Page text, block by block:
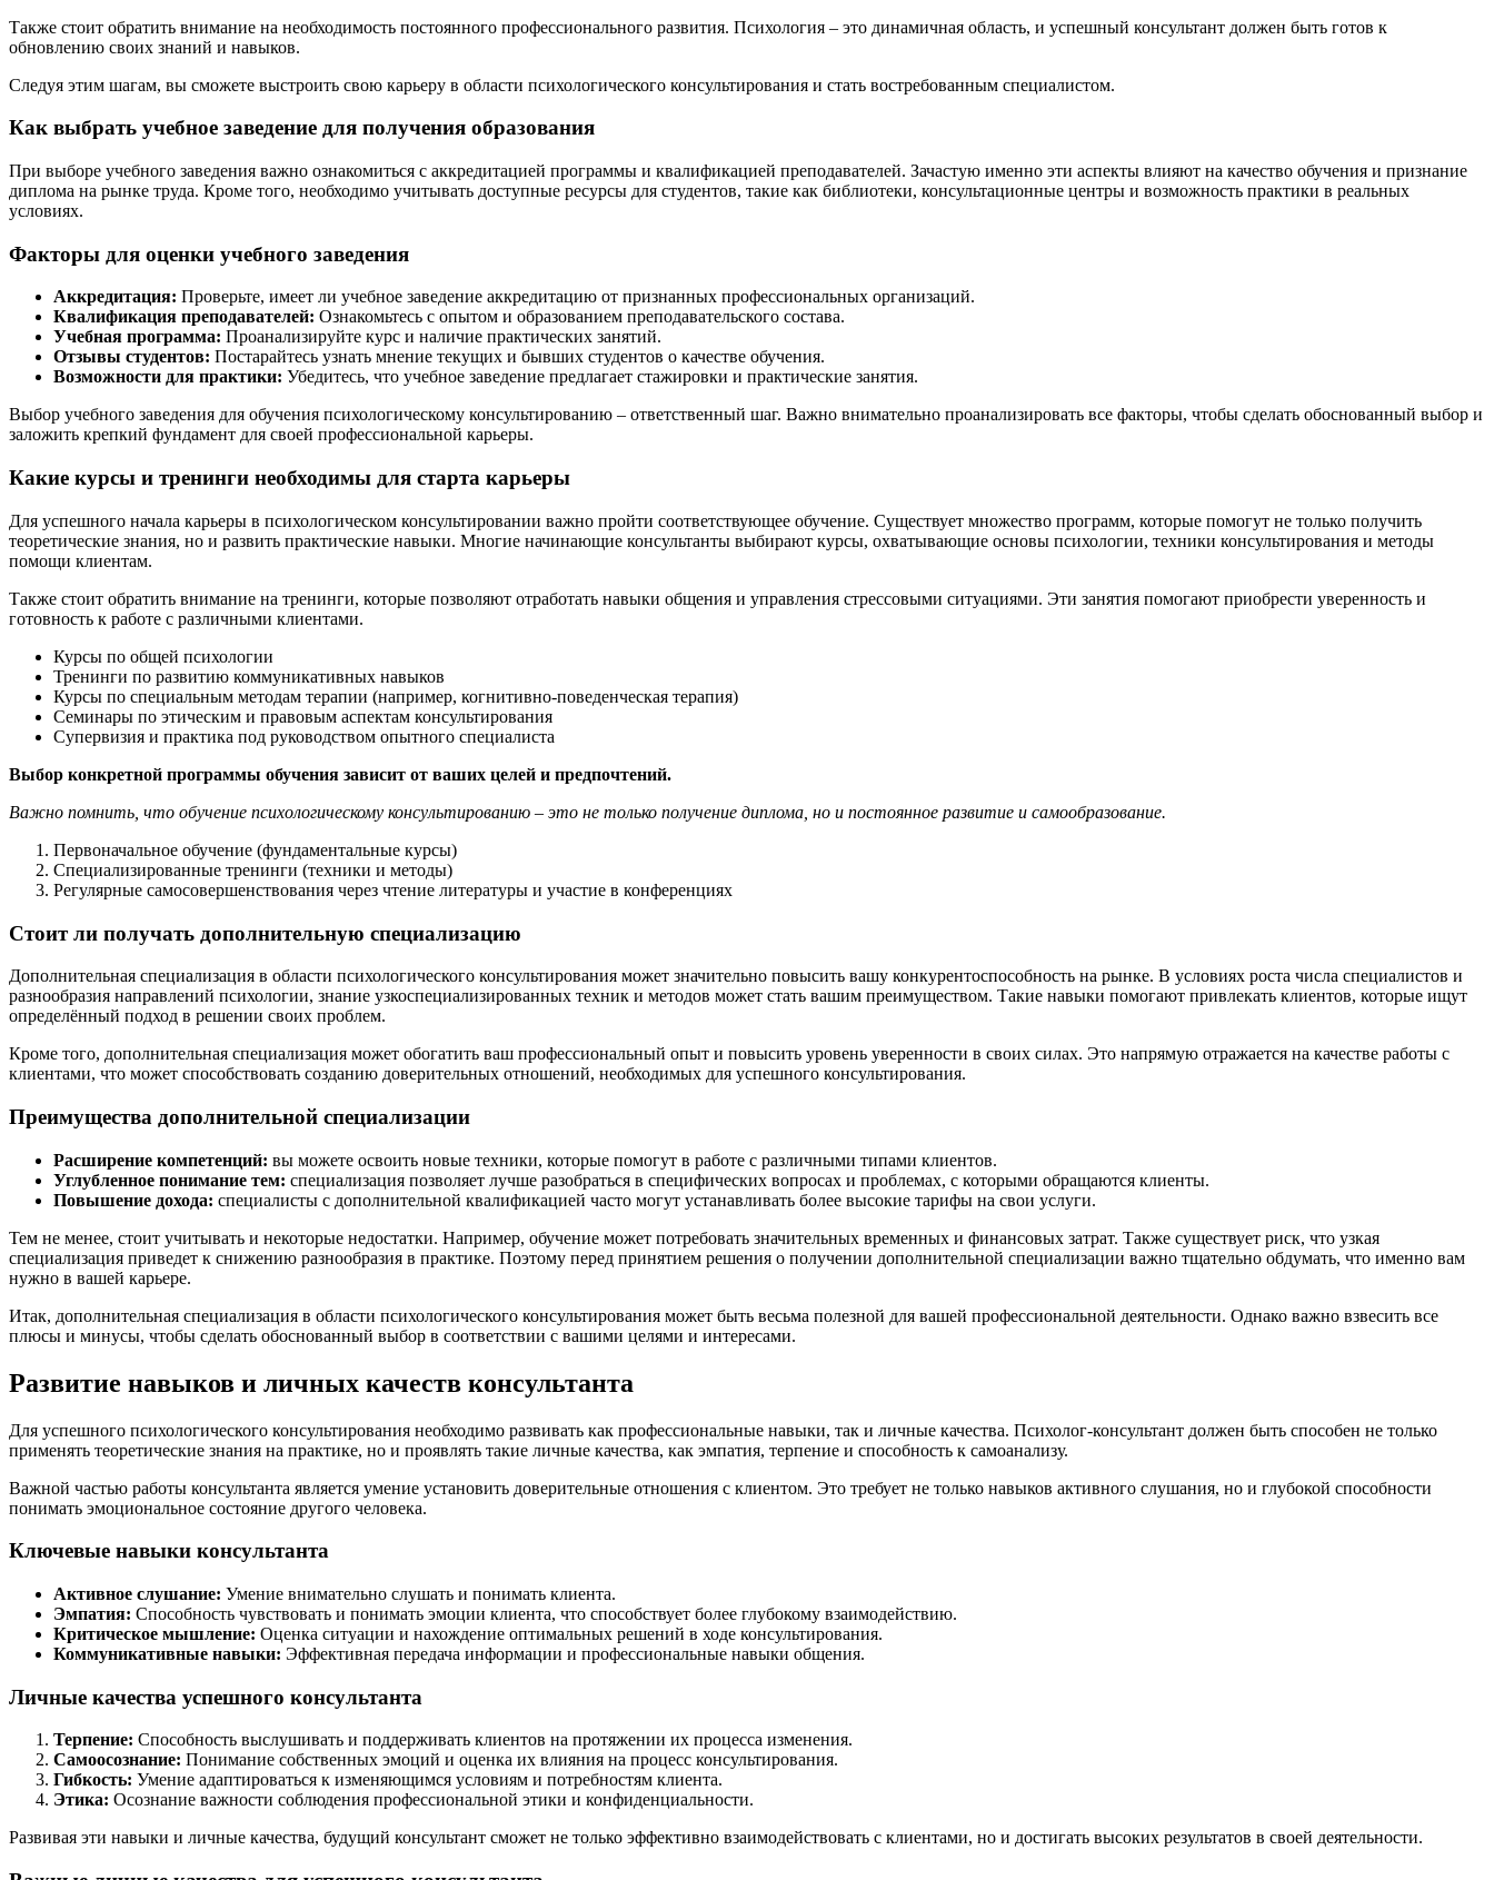
Также стоит обратить внимание на необходимость постоянного профессионального развития. Психология – это динамичная область, и успешный консультант должен быть готов к
обновлению своих знаний и навыков.
Следуя этим шагам, вы сможете выстроить свою карьеру в области психологического консультирования и стать востребованным специалистом.
Как выбрать учебное заведение для получения образования
При выборе учебного заведения важно ознакомиться с аккредитацией программы и квалификацией преподавателей. Зачастую именно эти аспекты влияют на качество обучения и признание
диплома на рынке труда. Кроме того, необходимо учитывать доступные ресурсы для студентов, такие как библиотеки, консультационные центры и возможность практики в реальных
условиях.
Факторы для оценки учебного заведения
Аккредитация: Проверьте, имеет ли учебное заведение аккредитацию от признанных профессиональных организаций.
Квалификация преподавателей: Ознакомьтесь с опытом и образованием преподавательского состава.
Учебная программа: Проанализируйте курс и наличие практических занятий.
Отзывы студентов: Постарайтесь узнать мнение текущих и бывших студентов о качестве обучения.
Возможности для практики: Убедитесь, что учебное заведение предлагает стажировки и практические занятия.
Выбор учебного заведения для обучения психологическому консультированию – ответственный шаг. Важно внимательно проанализировать все факторы, чтобы сделать обоснованный выбор и
заложить крепкий фундамент для своей профессиональной карьеры.
Какие курсы и тренинги необходимы для старта карьеры
Для успешного начала карьеры в психологическом консультировании важно пройти соответствующее обучение. Существует множество программ, которые помогут не только получить
теоретические знания, но и развить практические навыки. Многие начинающие консультанты выбирают курсы, охватывающие основы психологии, техники консультирования и методы
помощи клиентам.
Также стоит обратить внимание на тренинги, которые позволяют отработать навыки общения и управления стрессовыми ситуациями. Эти занятия помогают приобрести уверенность и
готовность к работе с различными клиентами.
Курсы по общей психологии
Тренинги по развитию коммуникативных навыков
Курсы по специальным методам терапии (например, когнитивно-поведенческая терапия)
Семинары по этическим и правовым аспектам консультирования
Супервизия и практика под руководством опытного специалиста
Выбор конкретной программы обучения зависит от ваших целей и предпочтений.
Важно помнить, что обучение психологическому консультированию – это не только получение диплома, но и постоянное развитие и самообразование.
Первоначальное обучение (фундаментальные курсы)
Специализированные тренинги (техники и методы)
Регулярные самосовершенствования через чтение литературы и участие в конференциях
Стоит ли получать дополнительную специализацию
Дополнительная специализация в области психологического консультирования может значительно повысить вашу конкурентоспособность на рынке. В условиях роста числа специалистов и
разнообразия направлений психологии, знание узкоспециализированных техник и методов может стать вашим преимуществом. Такие навыки помогают привлекать клиентов, которые ищут
определённый подход в решении своих проблем.
Кроме того, дополнительная специализация может обогатить ваш профессиональный опыт и повысить уровень уверенности в своих силах. Это напрямую отражается на качестве работы с
клиентами, что может способствовать созданию доверительных отношений, необходимых для успешного консультирования.
Преимущества дополнительной специализации
Расширение компетенций: вы можете освоить новые техники, которые помогут в работе с различными типами клиентов.
Углубленное понимание тем: специализация позволяет лучше разобраться в специфических вопросах и проблемах, с которыми обращаются клиенты.
Повышение дохода: специалисты с дополнительной квалификацией часто могут устанавливать более высокие тарифы на свои услуги.
Тем не менее, стоит учитывать и некоторые недостатки. Например, обучение может потребовать значительных временных и финансовых затрат. Также существует риск, что узкая
специализация приведет к снижению разнообразия в практике. Поэтому перед принятием решения о получении дополнительной специализации важно тщательно обдумать, что именно вам
нужно в вашей карьере.
Итак, дополнительная специализация в области психологического консультирования может быть весьма полезной для вашей профессиональной деятельности. Однако важно взвесить все
плюсы и минусы, чтобы сделать обоснованный выбор в соответствии с вашими целями и интересами.
Развитие навыков и личных качеств консультанта
Для успешного психологического консультирования необходимо развивать как профессиональные навыки, так и личные качества. Психолог-консультант должен быть способен не только
применять теоретические знания на практике, но и проявлять такие личные качества, как эмпатия, терпение и способность к самоанализу.
Важной частью работы консультанта является умение установить доверительные отношения с клиентом. Это требует не только навыков активного слушания, но и глубокой способности
понимать эмоциональное состояние другого человека.
Ключевые навыки консультанта
Активное слушание: Умение внимательно слушать и понимать клиента.
Эмпатия: Способность чувствовать и понимать эмоции клиента, что способствует более глубокому взаимодействию.
Критическое мышление: Оценка ситуации и нахождение оптимальных решений в ходе консультирования.
Коммуникативные навыки: Эффективная передача информации и профессиональные навыки общения.
Личные качества успешного консультанта
Терпение: Способность выслушивать и поддерживать клиентов на протяжении их процесса изменения.
Самоосознание: Понимание собственных эмоций и оценка их влияния на процесс консультирования.
Гибкость: Умение адаптироваться к изменяющимся условиям и потребностям клиента.
Этика: Осознание важности соблюдения профессиональной этики и конфиденциальности.
Развивая эти навыки и личные качества, будущий консультант сможет не только эффективно взаимодействовать с клиентами, но и достигать высоких результатов в своей деятельности.